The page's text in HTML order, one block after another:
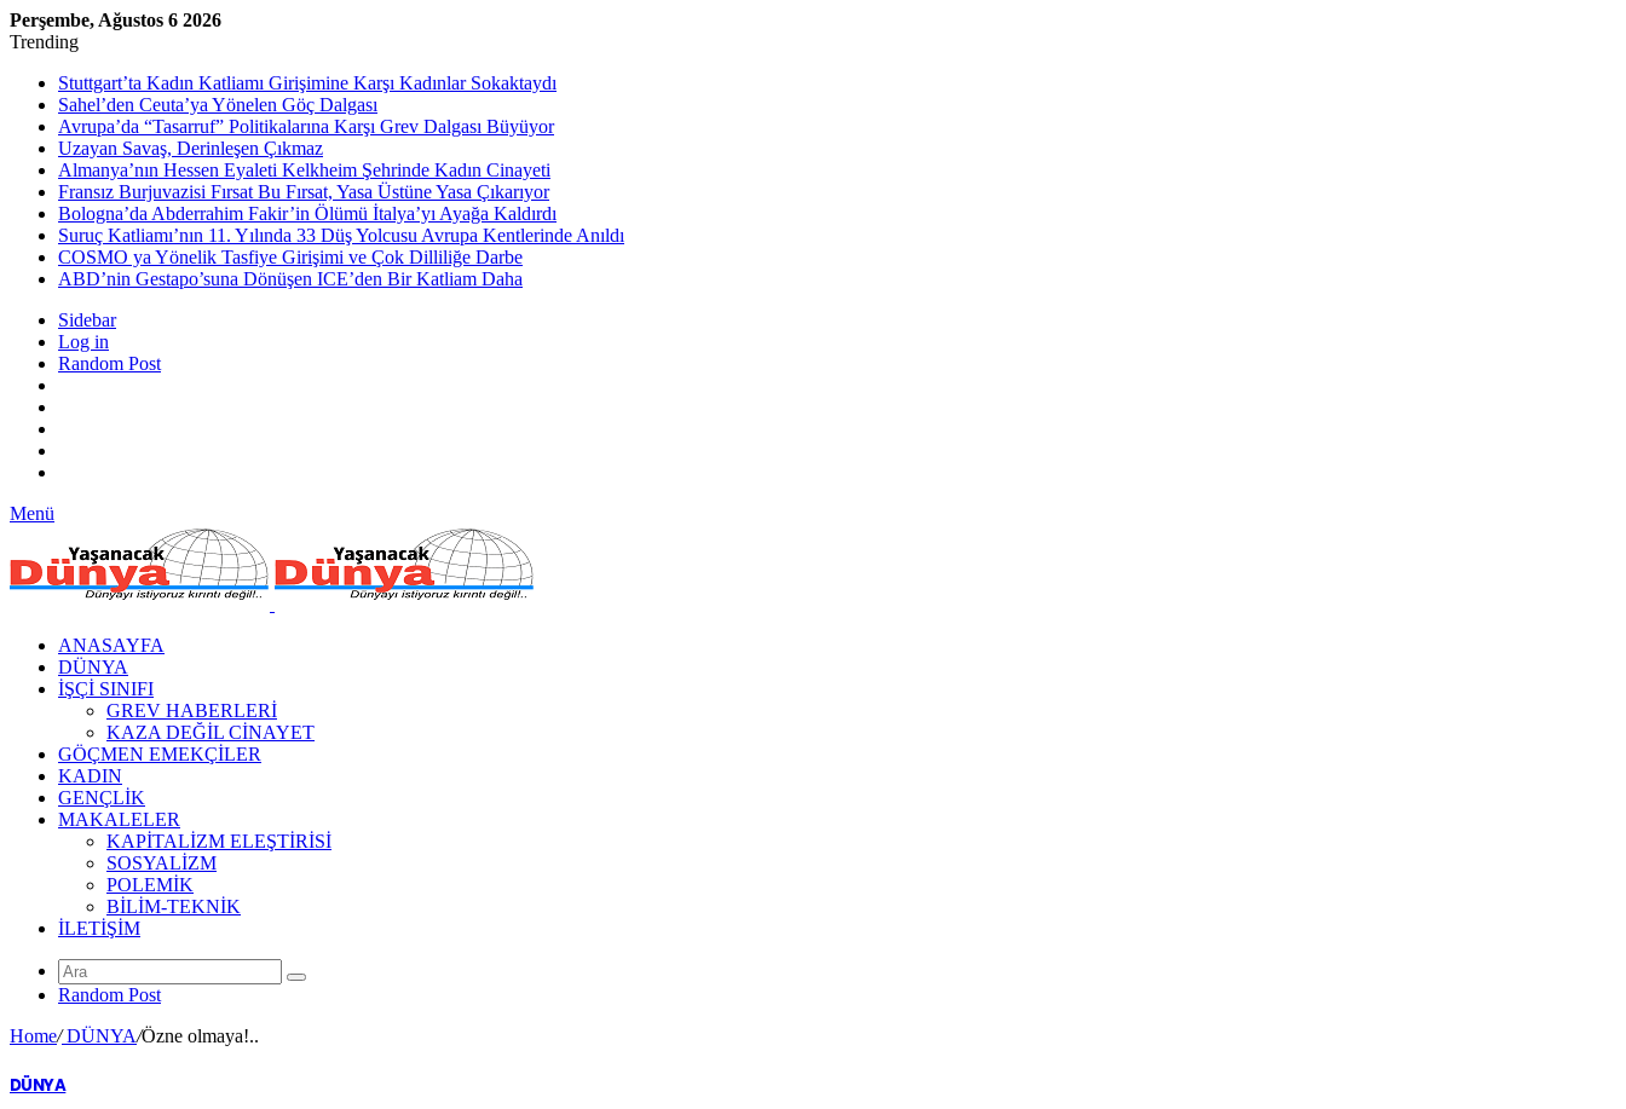
Perşembe, Ağustos 6 2026
Trending
Stuttgart’ta Kadın Katliamı Girişimine Karşı Kadınlar Sokaktaydı
Sahel’den Ceuta’ya Yönelen Göç Dalgası
Avrupa’da “Tasarruf” Politikalarına Karşı Grev Dalgası Büyüyor
Uzayan Savaş, Derinleşen Çıkmaz
Almanya’nın Hessen Eyaleti Kelkheim Şehrinde Kadın Cinayeti
Fransız Burjuvazisi Fırsat Bu Fırsat, Yasa Üstüne Yasa Çıkarıyor
Bologna’da Abderrahim Fakir’in Ölümü İtalya’yı Ayağa Kaldırdı
Suruç Katliamı’nın 11. Yılında 33 Düş Yolcusu Avrupa Kentlerinde Anıldı
COSMO ya Yönelik Tasfiye Girişimi ve Çok Dilliliğe Darbe
ABD’nin Gestapo’suna Dönüşen ICE’den Bir Katliam Daha
Sidebar
Log in
Random Post
Menü
ANASAYFA
DÜNYA
İŞÇİ SINIFI
GREV HABERLERİ
KAZA DEĞİL CİNAYET
GÖÇMEN EMEKÇİLER
KADIN
GENÇLİK
MAKALELER
KAPİTALİZM ELEŞTİRİSİ
SOSYALİZM
POLEMİK
BİLİM-TEKNİK
ILETIŞIM
Random Post
Home/DÜNYA/Özne olmaya!..
DÜNYA